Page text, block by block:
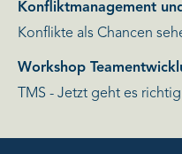
Konfliktmanagement
Konflikte als Chancen
Workshop
TMS - Jetzt geht es